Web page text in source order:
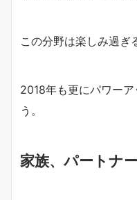
この分野は楽しみ過ぎ
2018年も更にパワー
う。
家族、パートナ